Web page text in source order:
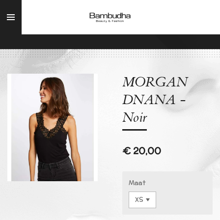
direct
hoofdinhoud
MORGAN
DNANA -
Noir
€ 20,00
Maat